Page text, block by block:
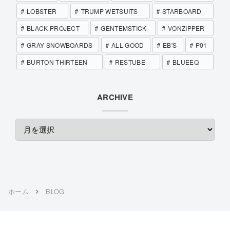
LOBSTER
TRUMP WETSUITS
STARBOARD
BLACK PROJECT
GENTEMSTICK
VONZIPPER
GRAY SNOWBOARDS
ALL GOOD EB'S
P01
BURTON THIRTEEN
RESTUBE BLUEEQ
ARCHIVE
ホーム BLOG